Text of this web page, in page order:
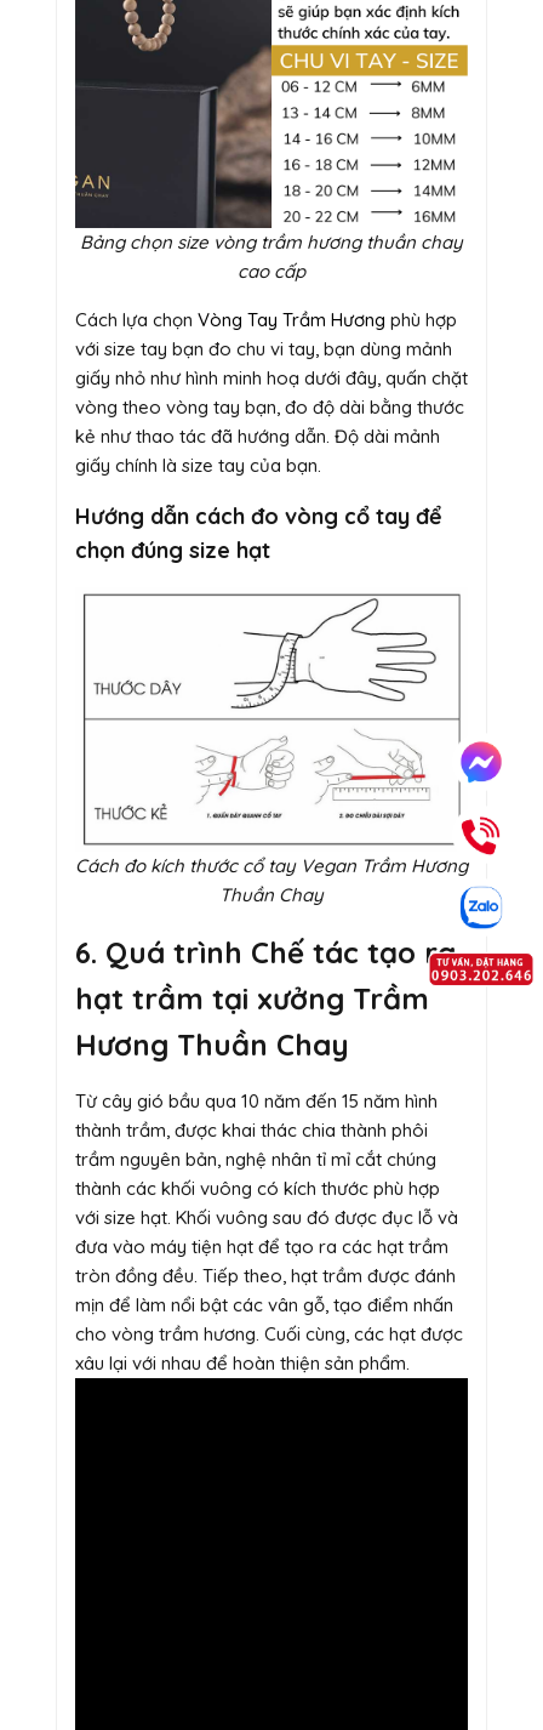
Bảng chọn size vòng trầm hương thuần chay
cao cấp
Cách lựa chọn Vòng Tay Trầm Hương phù hợp
với size tay bạn đo chu vi tay, bạn dùng mảnh
giấy nhỏ như hình minh hoạ dưới đây, quấn chặt
vòng theo vòng tay bạn, đo độ dài bằng thước
kẻ như thao tác đã hướng dẫn. Độ dài mảnh
giấy chính là size tay của bạn.
Hướng dẫn cách đo vòng cổ tay để
chọn đúng size hạt
Cách đo kích thước cổ tay Vegan Trầm Hương
Thuần Chay
6. Quá trình Chế tác tạo ra
hạt trầm tại xưởng Trầm
Hương Thuần Chay
Từ cây gió bầu qua 10 năm đến 15 năm hình
thành trầm, được khai thác chia thành phôi
trầm nguyên bản, nghệ nhân tỉ mỉ cắt chúng
thành các khối vuông có kích thước phù hợp
với size hạt. Khối vuông sau đó được đục lỗ và
đưa vào máy tiện hạt để tạo ra các hạt trầm
tròn đồng đều. Tiếp theo, hạt trầm được đánh
mịn để làm nổi bật các vân gỗ, tạo điểm nhấn
cho vòng trầm hương. Cuối cùng, các hạt được
xâu lại với nhau để hoàn thiện sản phẩm.